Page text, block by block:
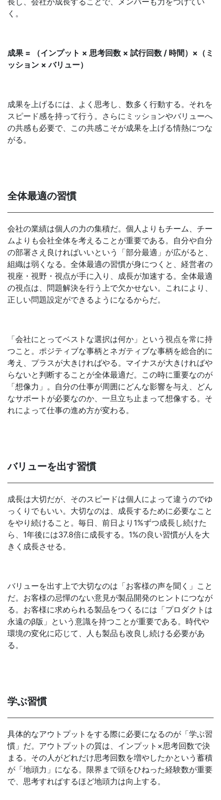
く。
成果 = （インプット × 思考回数 × 試行回数 / 時間）×（ミ
ッション × バリュー）
成果を上げるには、よく思考し、数多く行動する。それを
スピード感を持って行う。さらにミッションやバリューへ
の共感も必要で、この共感こそが成果を上げる情熱につな
がる。
全体最適の習慣
会社の業績は個人の力の集積だ。個人よりもチーム、チー
ムよりも会社全体を考えることが重要である。自分や自分
の部署さえ良ければいいという「部分最適」が広がると、
組織は弱くなる。全体最適の習慣が身につくと、経営者の
視座・視野・視点が手に入り、成長が加速する。全体最適
の視点は、問題解決を行う上で欠かせない。これにより、
正しい問題設定ができるようになるからだ。
「会社にとってベストな選択は何か」という視点を常に持
つこと。ポジティブな事柄とネガティブな事柄を総合的に
考え、プラスが大きければやる。マイナスが大きければや
らないと判断することが全体最適だ。この時に重要なのが
「想像力」。自分の仕事が周囲にどんな影響を与え、どん
なサポートが必要なのか、一旦立ち止まって想像する。そ
れによって仕事の進め方が変わる。
バリューを出す習慣
成長は大切だが、そのスピードは個人によって違うのでゆ
っくりでもいい。大切なのは、成長するために必要なこと
をやり続けること。毎日、前日より1%ずつ成長し続けた
ら、1年後には37.8倍に成長する。1%の良い習慣が人を大
きく成長させる。
バリューを出す上で大切なのは「お客様の声を聞く」こと
だ。お客様の忌憚のない意見が製品開発のヒントにつなが
る。お客様に求められる製品をつくるには「プロダクトは
永遠のβ版」という意識を持つことが重要である。時代や
環境の変化に応じて、人も製品も改良し続ける必要があ
る。
学ぶ習慣
具体的なアウトプットをする際に必要になるのが「学ぶ習
慣」だ。アウトプットの質は、インプット×思考回数で決
まる。その人がどれだけ思考回数を増やしたかという蓄積
が「地頭力」になる。限界まで頭をひねった経験数が重要
で、思考すればするほど地頭力は向上する。